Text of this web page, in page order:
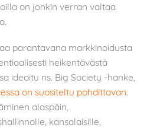
on jonkin verran valtaa
parantavana markkinoidusta
heikentävästä
ideoitu ns. Big Society -hanke,
on suositeltu pohdittavan.
alaspäin,
kansalaisille,